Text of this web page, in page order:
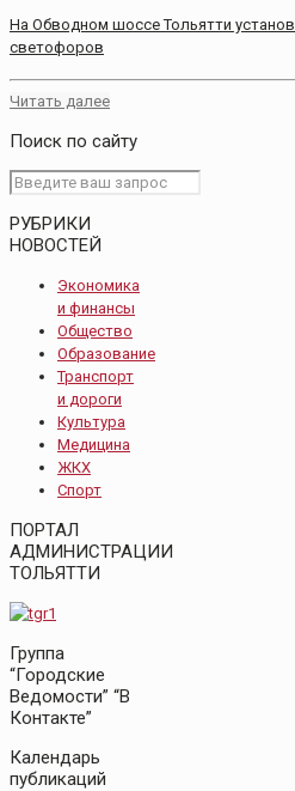
На Обводном шоссе Тольятти
светофоров
Читать далее
Поиск по сайту
РУБРИКИ
НОВОСТЕЙ
Экономика
и финансы
Общество
Образование
Транспорт
и дороги
Культура
Медицина
ЖКХ
Спорт
ПОРТАЛ
АДМИНИСТРАЦИИ
ТОЛЬЯТТИ
Группа
“Городские
Ведомости” “В
Контакте”
Календарь
публикаций